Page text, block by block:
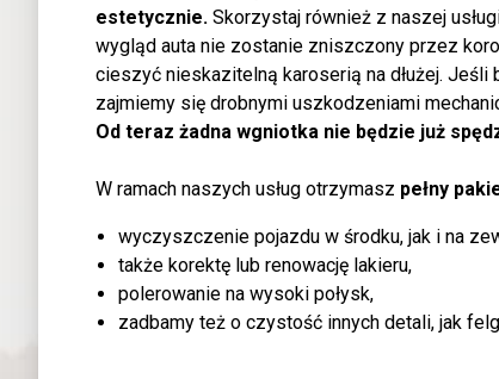
estetycznie. Skorzystaj również z naszej
wygląd auta nie zostanie zniszczony przez
cieszyć nieskazitelną karoserią na dłużej. Jeśli
zajmiemy się drobnymi uszkodzeniami
Od teraz żadna wgniotka nie będzie już
W ramach naszych usług otrzymasz pełny
wyczyszczenie pojazdu w środku, jak i na
także korektę lub renowację lakieru,
polerowanie na wysoki połysk,
zadbamy też o czystość innych detali, jak